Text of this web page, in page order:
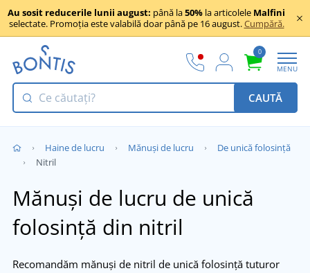
Au sosit reducerile lunii august: până la50% la articolele Malfini
selectate. Promoția este valabilă doar până pe 16 august.Cumpără.
0
MENU
CAUTĂ
Haine de lucru Mănuși de lucru
De unică folosință
Nitril
Mănuși de lucru de unică
folosință din nitril
Recomandăm mănuși de nitril de unică folosință tuturor